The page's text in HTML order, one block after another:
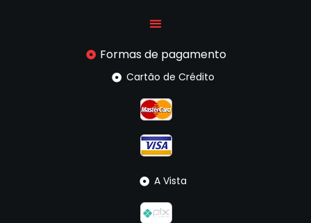
Formas de pagamento
Cartão de Crédito
A Vista